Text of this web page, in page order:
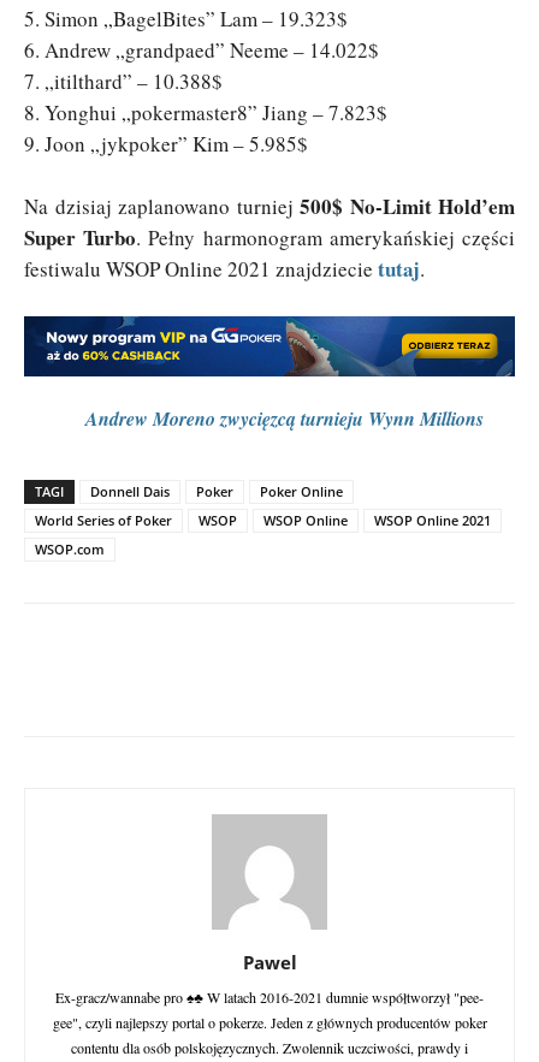
5. Simon „BagelBites” Lam – 19.323$
6. Andrew „grandpaed” Neeme – 14.022$
7. „itilthard” – 10.388$
8. Yonghui „pokermaster8” Jiang – 7.823$
9. Joon „jykpoker” Kim – 5.985$
Na dzisiaj zaplanowano turniej 500$ No-Limit Hold’em
Super Turbo. Pełny harmonogram amerykańskiej części
festiwalu WSOP Online 2021 znajdziecie tutaj.
Andrew Moreno zwycięzcą turnieju Wynn Millions
TAGI Donnell Dais Poker
Poker Online
World Series of Poker
WSOP WSOP Online
WSOP Online 2021
WSOP.com
Pawel
Ex-gracz/wannabe pro ♠♣ W latach 2016-2021 dumnie współtworzył "pee-
gee", czyli najlepszy portal o pokerze. Jeden z głównych producentów poker
contentu dla osób polskojęzycznych. Zwolennik uczciwości, prawdy i